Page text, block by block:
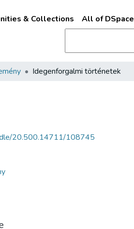
& Collections All of DSpace
Idegenforgalmi történetek
20.500.14711/108745